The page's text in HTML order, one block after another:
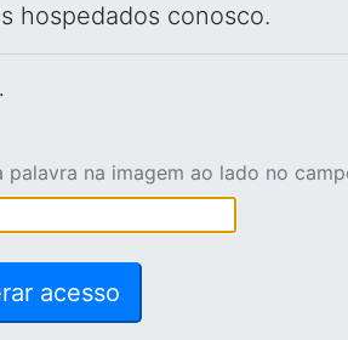
hospedados conosco.
palavra na imagem ao lado no